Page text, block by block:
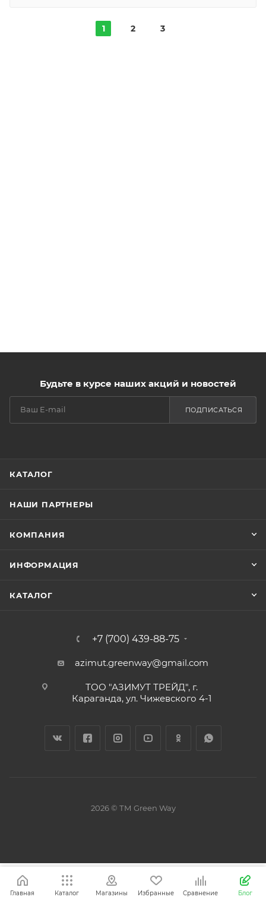
1 2 3
Будьте в курсе наших акций и новостей
ПОДПИСАТЬСЯ
КАТАЛОГ
НАШИ ПАРТНЕРЫ
КОМПАНИЯ
ИНФОРМАЦИЯ
КАТАЛОГ
+7 (700) 439-88-75
azimut.greenway@gmail.com
ТОО "АЗИМУТ ТРЕЙД", г.
Караганда, ул. Чижевского 4-1
2026 © ТМ Green Way
Главная Каталог Магазины Избранные Сравнение Блог